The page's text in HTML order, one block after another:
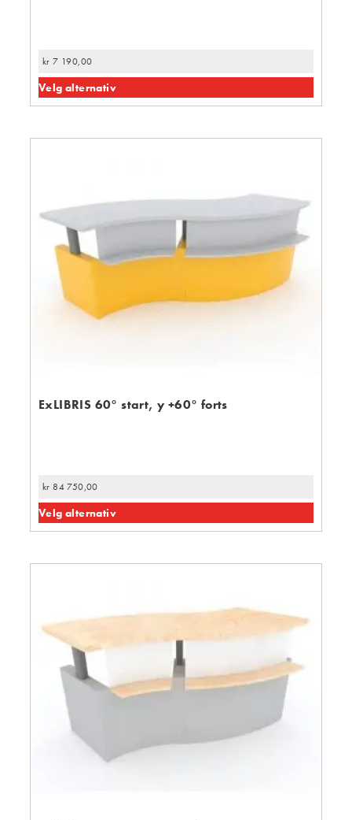
kr 7 190,00
Velg alternativ
ExLIBRIS 60° start, y +60° forts
kr 84 750,00
Velg alternativ